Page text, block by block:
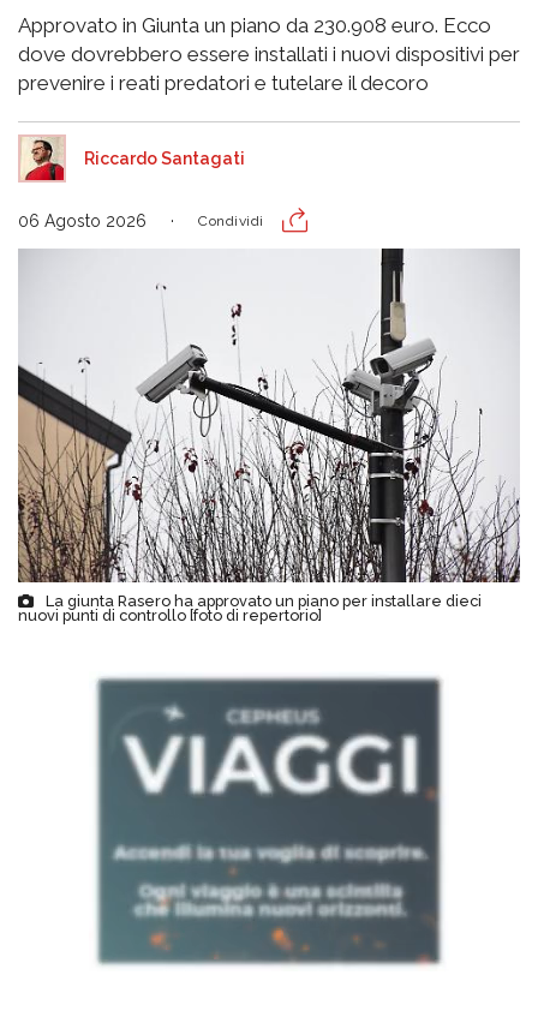
Approvato in Giunta un piano da 230.908 euro. Ecco
dove dovrebbero essere installati i nuovi dispositivi per
prevenire i reati predatori e tutelare il decoro
Riccardo Santagati
06 Agosto 2026 Condividi
La giunta Rasero ha approvato un piano per installare dieci
nuovi punti di controllo [foto di repertorio]